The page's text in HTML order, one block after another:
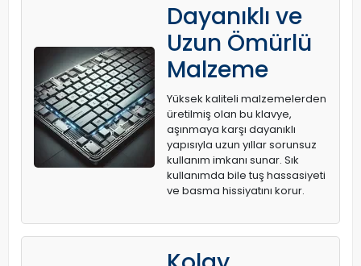
Dayanıklı ve
Uzun Ömürlü
Malzeme
Yüksek kaliteli malzemelerden
üretilmiş olan bu klavye,
aşınmaya karşı dayanıklı
yapısıyla uzun yıllar sorunsuz
kullanım imkanı sunar. Sık
kullanımda bile tuş hassasiyeti
ve basma hissiyatını korur.